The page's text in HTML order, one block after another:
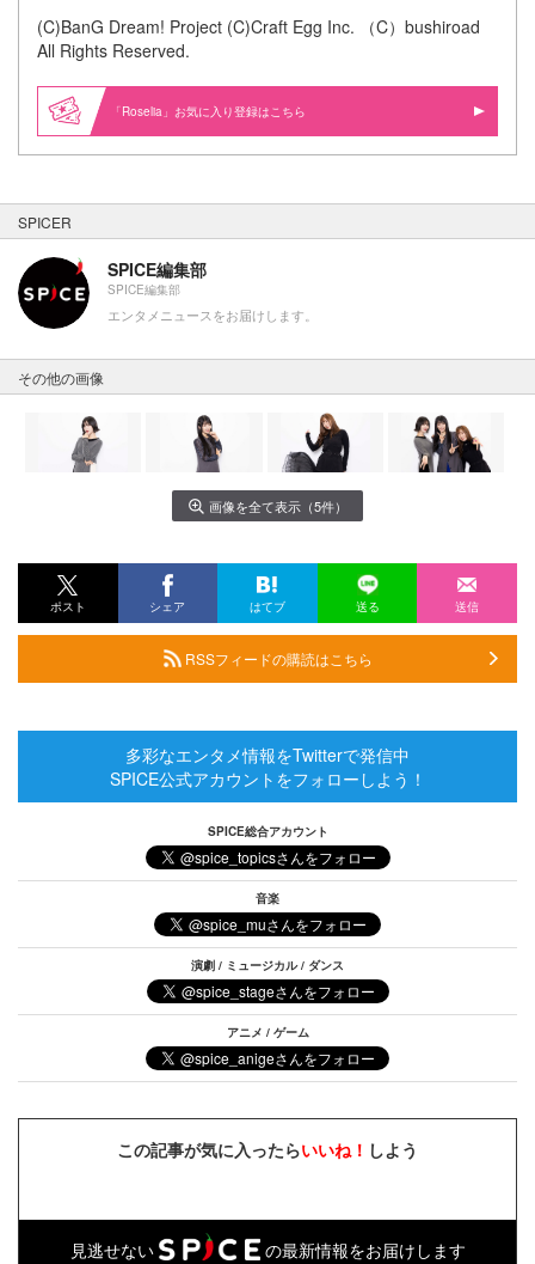
(C)BanG Dream! Project (C)Craft Egg Inc. （C）bushiroad
All Rights Reserved.
「Roselia」お気に入り登録はこちら
SPICER
SPICE編集部
SPICE編集部
エンタメニュースをお届けします。
その他の画像
画像を全て表示（5件）
ポスト シェア はてブ 送る 送信
RSSフィードの購読はこちら
多彩なエンタメ情報をTwitterで発信中
SPICE公式アカウントをフォローしよう！
SPICE総合アカウント
音楽
演劇 / ミュージカル / ダンス
アニメ / ゲーム
この記事が気に入ったらいいね！ しよう
見逃せない の最新情報をお届けします